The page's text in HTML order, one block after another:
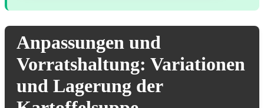
Anpassungen und
Vorratshaltung: Variationen
und Lagerung der